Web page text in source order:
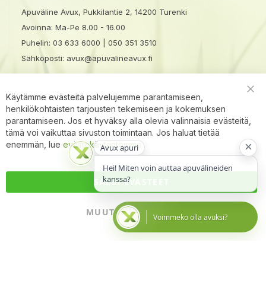
Apuväline Avux, Pukkilantie 2, 14200 Turenki
Avoinna: Ma-Pe 8.00 - 16.00
Puhelin: 03 633 6000
050 351 3510
Sähköposti: avux@apuvalineavux.fi
Avux apuri
Hei! Miten voin auttaa apuvälineiden
kanssa?
×
Voimmeko olla avuksi?
Käytämme evästeitä palvelujemme parantamiseen,
henkilökohtaisten tarjousten tekemiseen ja kokemuksen
parantamiseen. Jos et hyväksy alla olevia valinnaisia evästeitä,
tämä voi vaikuttaa sivuston toimintaan. Jos haluat tietää
enemmän, lue evästekäytäntömme
SALLI EVÄSTEET
MUUTA ASETUKSIA